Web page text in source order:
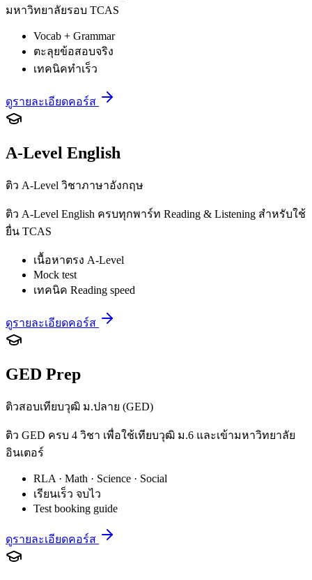
มหาวิทยาลัยรอบ TCAS
Vocab + Grammar
ตะลุยข้อสอบจริง
เทคนิคทำเร็ว
ดูรายละเอียดคอร์ส
A-Level English
ติว A-Level วิชาภาษาอังกฤษ
ติว A-Level English ครบทุกพาร์ท Reading & Listening สำหรับใช้
ยื่น TCAS
เนื้อหาตรง A-Level
Mock test
เทคนิค Reading speed
ดูรายละเอียดคอร์ส
GED Prep
ติวสอบเทียบวุฒิ ม.ปลาย (GED)
ติว GED ครบ 4 วิชา เพื่อใช้เทียบวุฒิ ม.6 และเข้ามหาวิทยาลัย
อินเตอร์
RLA · Math · Science · Social
เรียนเร็ว จบไว
Test booking guide
ดูรายละเอียดคอร์ส